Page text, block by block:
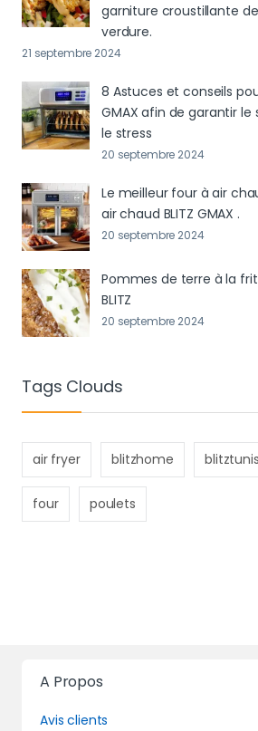
garniture croustillante
verdure.
21 septembre 2024
8 Astuces et conseils
GMAX afin de garantir le
le stress
20 septembre 2024
Le meilleur four à air
air chaud BLITZ GMAX .
20 septembre 2024
Pommes de terre à la
BLITZ
20 septembre 2024
Tags Clouds
air fryer blitzhome
four poulets
A Propos
Avis clients